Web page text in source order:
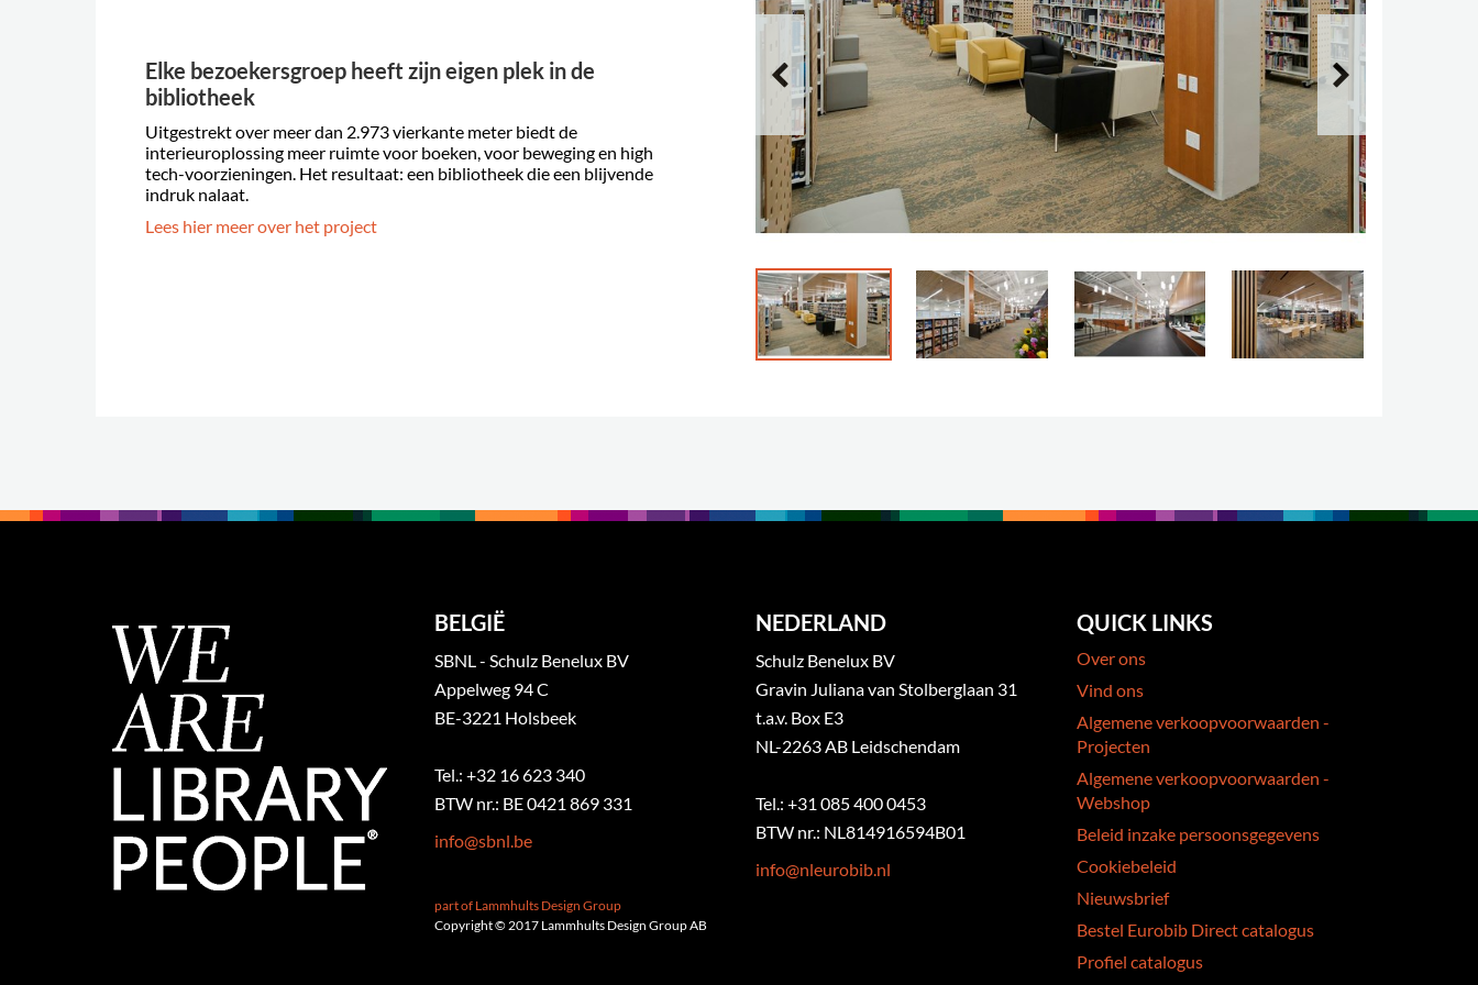
Elke bezoekersgroep heeft zijn eigen plek in de
bibliotheek
Uitgestrekt over meer dan 2.973 vierkante meter biedt de
interieuroplossing meer ruimte voor boeken, voor beweging en high
tech-voorzieningen. Het resultaat: een bibliotheek die een blijvende
indruk nalaat.
Lees hier meer over het project
BELGIË
SBNL - Schulz Benelux BV
Appelweg 94 C
BE-3221 Holsbeek
Tel.: +32 16 623 340
BTW nr.: BE 0421 869 331
info@sbnl.be
part of Lammhults Design Group
Copyright © 2017 Lammhults Design Group AB
NEDERLAND
Schulz Benelux BV
Gravin Juliana van Stolberglaan 31
t.a.v. Box E3
NL-2263 AB Leidschendam
Tel.: +31 085 400 0453
BTW nr.: NL814916594B01
info@nleurobib.nl
QUICK LINKS
Over ons
Vind ons
Algemene verkoopvoorwaarden -
Projecten
Algemene verkoopvoorwaarden -
Webshop
Beleid inzake persoonsgegevens
Cookiebeleid
Nieuwsbrief
Bestel Eurobib Direct catalogus
Profiel catalogus